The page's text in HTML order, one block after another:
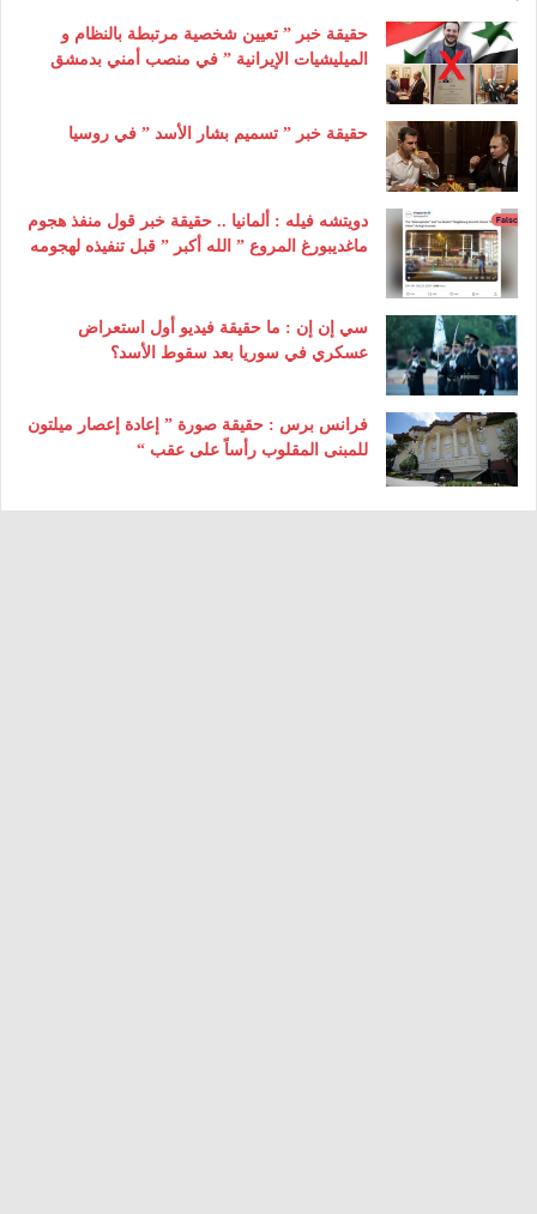
حقيقة خبر ” تعيين شخصية مرتبطة بالنظام و
الميليشيات الإيرانية ” في منصب أمني بدمشق
حقيقة خبر ” تسميم بشار الأسد ” في روسيا
دويتشه فيله : ألمانيا .. حقيقة خبر قول منفذ هجوم
ماغديبورغ المروع ” الله أكبر ” قبل تنفيذه لهجومه
سي إن إن : ما حقيقة فيديو أول استعراض
عسكري في سوريا بعد سقوط الأسد؟
فرانس برس : حقيقة صورة ” إعادة إعصار ميلتون
للمبنى المقلوب رأساً على عقب “